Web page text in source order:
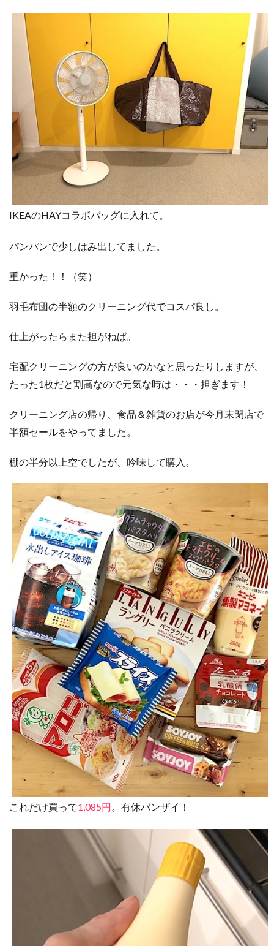
IKEAのHAYコラボバッグに入れて。
パンパンで少しはみ出してました。
重かった！！（笑）
羽毛布団の半額のクリーニング代でコスパ良し。
仕上がったらまた担がねば。
宅配クリーニングの方が良いのかなと思ったりしますが、
たった1枚だと割高なので元気な時は・・・担ぎます！
クリーニング店の帰り、食品＆雑貨のお店が今月末閉店で
半額セールをやってました。
棚の半分以上空でしたが、吟味して購入。
これだけ買って1,085円。有休バンザイ！